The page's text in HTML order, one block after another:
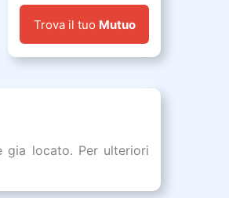
Trova il tuo Mutuo
gia locato. Per ulteriori